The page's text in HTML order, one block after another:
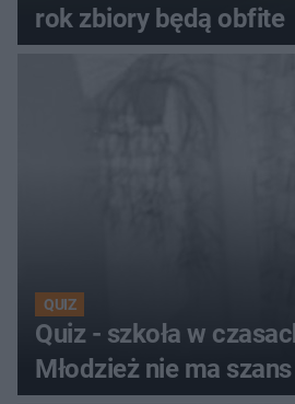
rok zbiory będą obfite
QUIZ
Quiz - szkoła w
Młodzież nie ma szans